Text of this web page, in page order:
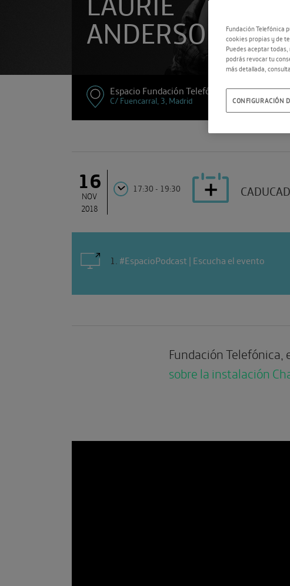
ANDERSON
Espacio Fundación Telefónica
C/ Fuencarral, 3, Madrid
16
NOV
2018
17:30 - 19:30
1. #EspacioPodcast | Escucha el evento
Fundación Telefónica,
sobre la instalación
Fundación Telefónica
cookies propias y de
Puedes aceptar
podrás revocar tu
más detallada,
CONFIGURACIÓN